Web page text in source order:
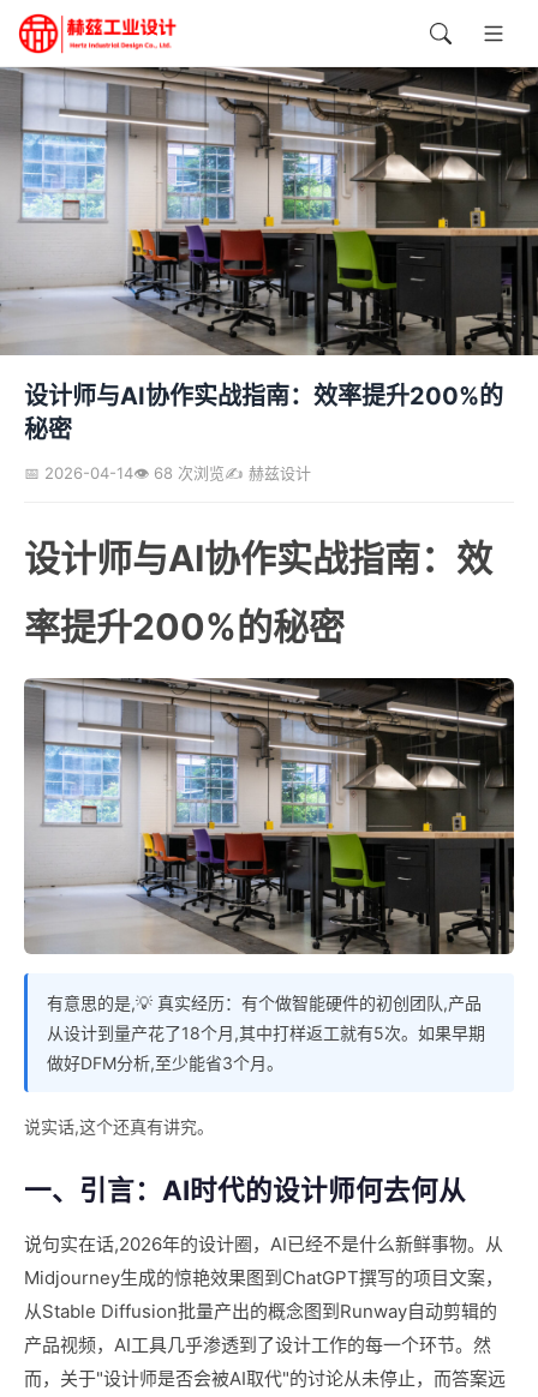
设计师与AI协作实战指南：效率提升200%的
秘密
📅 2026-04-14👁️ 68 次浏览✍️ 赫兹设计
设计师与AI协作实战指南：效
率提升200%的秘密
有意思的是,💡 真实经历：有个做智能硬件的初创团队,产品
从设计到量产花了18个月,其中打样返工就有5次。如果早期
做好DFM分析,至少能省3个月。
说实话,这个还真有讲究。
一、引言：AI时代的设计师何去何从
说句实在话,2026年的设计圈，AI已经不是什么新鲜事物。从
Midjourney生成的惊艳效果图到ChatGPT撰写的项目文案，
从Stable Diffusion批量产出的概念图到Runway自动剪辑的
产品视频，AI工具几乎渗透到了设计工作的每一个环节。然
而，关于"设计师是否会被AI取代"的讨论从未停止，而答案远